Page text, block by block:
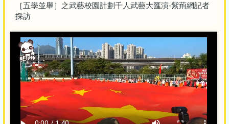
［五學並舉］之武藝校園計劃千人武藝大匯演-紫荊網記者
採訪